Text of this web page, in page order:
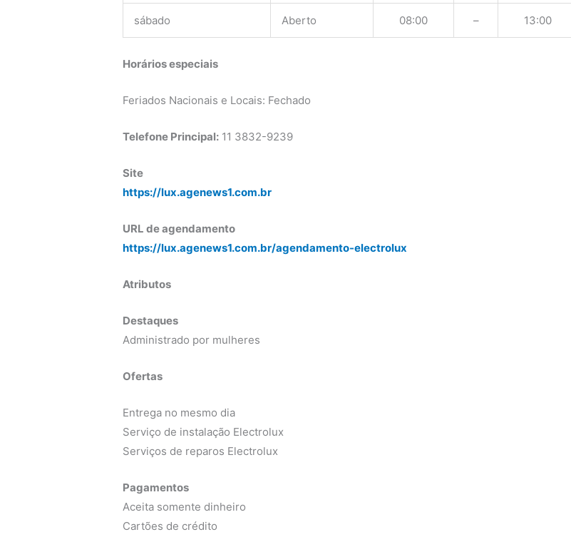
sábado Aberto 08:00 – 13:00
Horários especiais
Feriados Nacionais e Locais: Fechado
Telefone Principal: 11 3832-9239
Site
https://lux.agenews1.com.br
URL de agendamento
https://lux.agenews1.com.br/agendamento-electrolux
Atributos
Destaques
Administrado por mulheres
Ofertas
Entrega no mesmo dia
Serviço de instalação Electrolux
Serviços de reparos Electrolux
Pagamentos
Aceita somente dinheiro
Cartões de crédito